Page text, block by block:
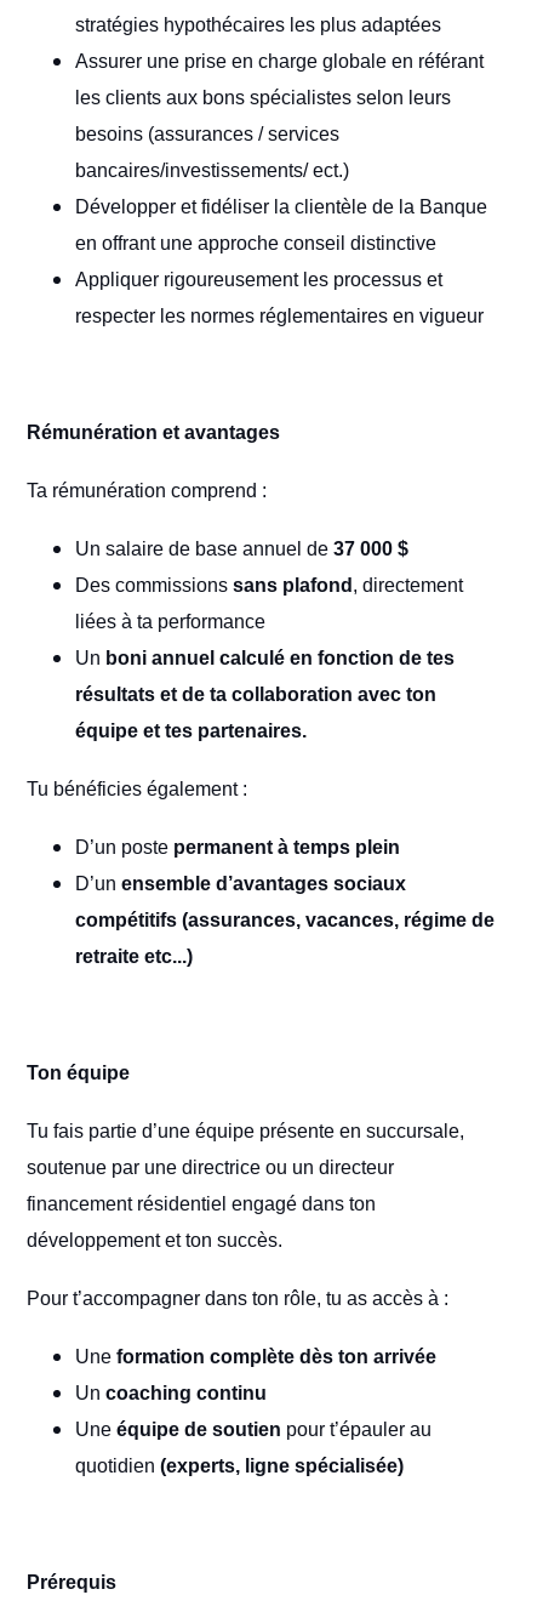
stratégies hypothécaires les plus adaptées
Assurer une prise en charge globale en référant
les clients aux bons spécialistes selon leurs
besoins (assurances / services
bancaires/investissements/ ect.)
Développer et fidéliser la clientèle de la Banque
en offrant une approche conseil distinctive
Appliquer rigoureusement les processus et
respecter les normes réglementaires en vigueur
Rémunération et avantages
Ta rémunération comprend :
Un salaire de base annuel de 37 000 $
Des commissions sans plafond , directement
liées à ta performance
Un boni annuel calculé en fonction de tes
résultats et de ta collaboration avec ton
équipe et tes partenaires.
Tu bénéficies également :
D’un poste permanent à temps plein
D’un ensemble d’avantages sociaux
compétitifs (assurances, vacances, régime de
retraite etc...)
Ton équipe
Tu fais partie d’une équipe présente en succursale,
soutenue par une directrice ou un directeur
financement résidentiel engagé dans ton
développement et ton succès.
Pour t’accompagner dans ton rôle, tu as accès à :
Une formation complète dès ton arrivée
Un coaching continu
Une équipe de soutien pour t’épauler au
quotidien (experts, ligne spécialisée)
Prérequis